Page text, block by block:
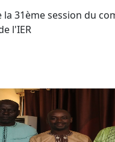
31ème session du
l'IER